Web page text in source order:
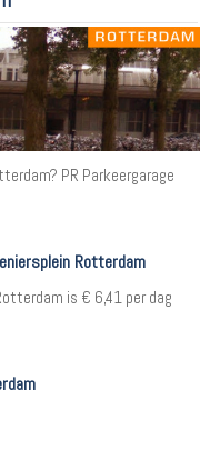
PR Parkeergarage
Rotterdam
is € 6,41 per dag